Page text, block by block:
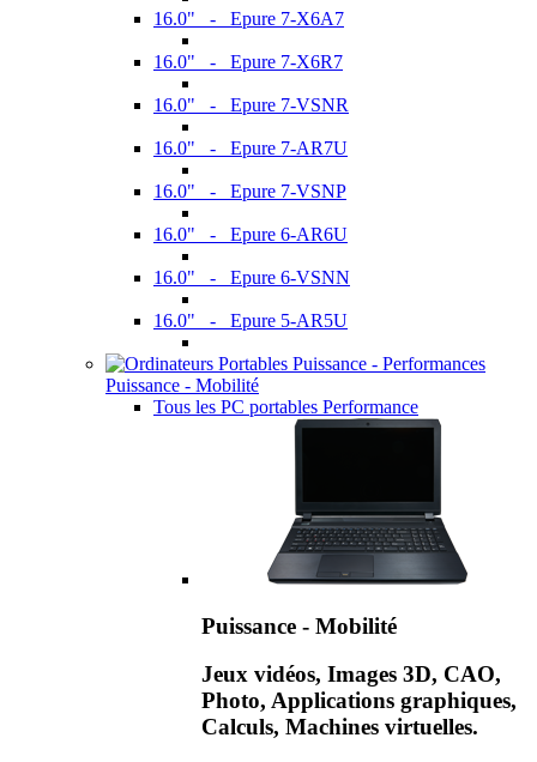
16.0" - Epure 7-X6A7
16.0" - Epure 7-X6R7
16.0" - Epure 7-VSNR
16.0" - Epure 7-AR7U
16.0" - Epure 7-VSNP
16.0" - Epure 6-AR6U
16.0" - Epure 6-VSNN
16.0" - Epure 5-AR5U
Puissance - Mobilité
Tous les PC portables Performance
Puissance - Mobilité
Jeux vidéos, Images 3D, CAO,
Photo, Applications graphiques,
Calculs, Machines virtuelles.